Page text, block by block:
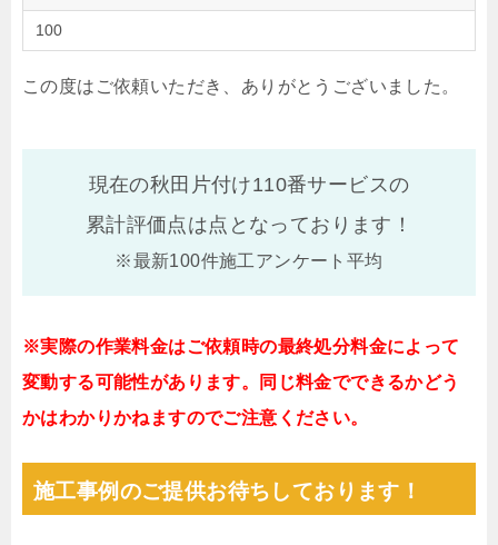
100
この度はご依頼いただき、ありがとうございました。
現在の秋田片付け110番サービスの
累計評価点は点となっております！
※最新100件施工アンケート平均
※実際の作業料金はご依頼時の最終処分料金によって
変動する可能性があります。同じ料金でできるかどう
かはわかりかねますのでご注意ください。
施工事例のご提供お待ちしております！